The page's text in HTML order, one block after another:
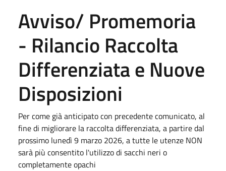
Avviso/ Promemoria
- Rilancio Raccolta
Differenziata e Nuove
Disposizioni
Per come già anticipato con precedente comunicato, al
fine di migliorare la raccolta differenziata, a partire dal
prossimo lunedì 9 marzo 2026, a tutte le utenze NON
sarà più consentito l'utilizzo di sacchi neri o
completamente opachi